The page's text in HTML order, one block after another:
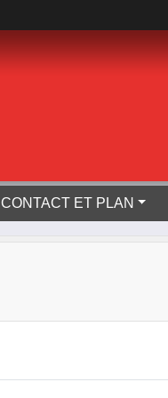
CONTACT ET PLAN